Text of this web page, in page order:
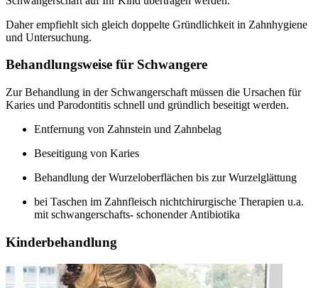
Daher empfiehlt sich gleich doppelte Gründlichkeit in Zahnhygiene
und Untersuchung.
Behandlungsweise für Schwangere
Zur Behandlung in der Schwangerschaft müssen die Ursachen für
Karies und Parodontitis schnell und gründlich beseitigt werden.
Entfernung von Zahnstein und Zahnbelag
Beseitigung von Karies
Behandlung der Wurzeloberflächen bis zur Wurzelglättung
bei Taschen im Zahnfleisch nichtchirurgische Therapien u.a.
mit schwangerschafts- schonender Antibiotika
Kinderbehandlung